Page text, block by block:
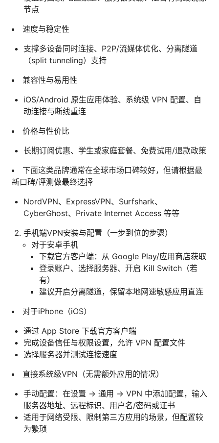
节点
速度与稳定性
支撑多设备同时连接、P2P/流媒体优化、分离隧道
（split tunneling）支持
兼容性与易用性
iOS/Android 原生应用体验、系统级 VPN 配置、自
动连接与断线重连
价格与性价比
长期订阅优惠、学生或家庭套餐、免费试用/退款政策
下面这类品牌通常在全球市场口碑较好，但请根据最
新口碑/评测做最终选择
NordVPN、ExpressVPN、Surfshark、
CyberGhost、Private Internet Access 等等
手机端VPN安装与配置（一步到位的步骤）
对于安卓手机
下载官方客户端：从 Google Play/应用商店获取
登录账户、选择服务器、开启 Kill Switch（若
有）
建议开启分离隧道，保留本地网速敏感应用直连
对于iPhone（iOS）
通过 App Store 下载官方客户端
完成设备信任与权限设置，允许 VPN 配置文件
选择服务器并测试连接速度
直接系统级VPN（无需额外应用的情况）
手动配置：在设置 → 通用 → VPN 中添加配置，输入
服务器地址、远程标识、用户名/密码或证书
适用于网络受限、限制第三方应用的场景，但配置较
为繁琐